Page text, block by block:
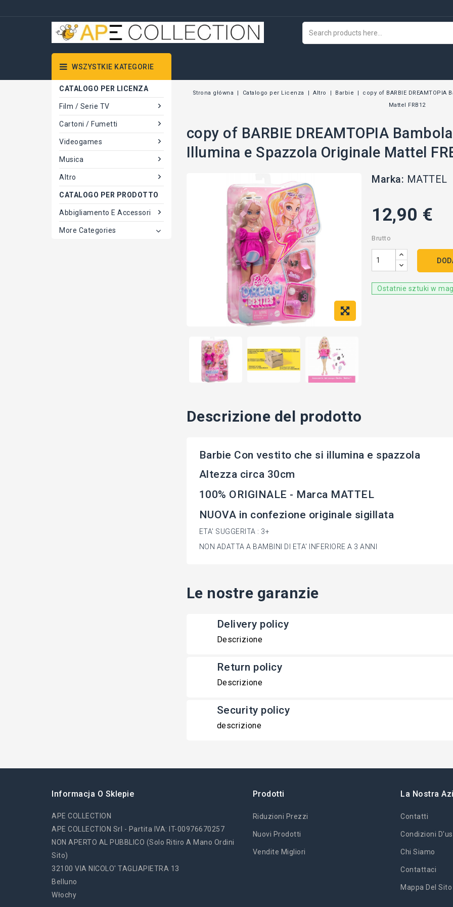
WSZYSTKIE KATEGORIE
CATALOGO PER LICENZA
Film / Serie TV
Cartoni / Fumetti
Videogames
Musica
Altro
CATALOGO PER PRODOTTO
Abbigliamento E Accessori
More Categories
Strona główna Catalogo per Licenza Altro Barbie
copy of BARBIE
Mattel FRB12
copy of BARBIE DREAMTOPIA
Illumina e Spazzola Originale Mattel
Marka: MATTEL
12,90 €
Brutto
Ostatnie sztuki w
Descrizione del prodotto
Barbie Con vestito che si illumina e spazzola
Altezza circa 30cm
100% ORIGINALE - Marca MATTEL
NUOVA in confezione originale sigillata
ETA' SUGGERITA : 3+
NON ADATTA A BAMBINI DI ETA' INFERIORE A 3 ANNI
Le nostre garanzie
Delivery policy
Descrizione
Return policy
Descrizione
Security policy
descrizione
Informacja O Sklepie
APE COLLECTION
APE COLLECTION Srl - Partita IVA: IT-00976670257
NON APERTO AL PUBBLICO (solo Ritiro A Mano Ordini
Sito)
32100 VIA NICOLO' TAGLIAPIETRA 13
Belluno
Włochy
Prodotti
Riduzioni Prezzi
Nuovi Prodotti
Vendite Migliori
La Nostra
Contatti
Condizioni
Chi Siamo
Contattaci
Mappa Del Sito